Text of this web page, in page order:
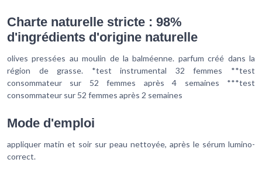
Charte naturelle stricte : 98%
d'ingrédients d'origine naturelle
olives pressées au moulin de la balméenne. parfum créé dans la
région de grasse. *test instrumental 32 femmes **test
consommateur sur 52 femmes après 4 semaines ***test
consommateur sur 52 femmes après 2 semaines
Mode d'emploi
appliquer matin et soir sur peau nettoyée, après le sérum lumino-
correct.